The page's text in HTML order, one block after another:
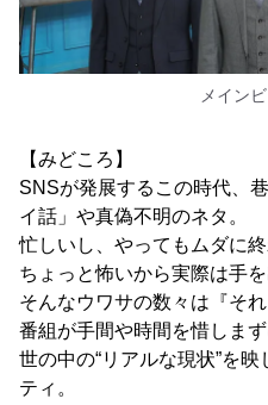
メイン
【みどころ】
SNSが発展するこの時代、
イ話」や真偽不明のネタ。
忙しいし、やってもムダに終
ちょっと怖いから実際は手
そんなウワサの数々は『そ
番組が手間や時間を惜しまず
世の中の“リアルな現状”を
ティ。